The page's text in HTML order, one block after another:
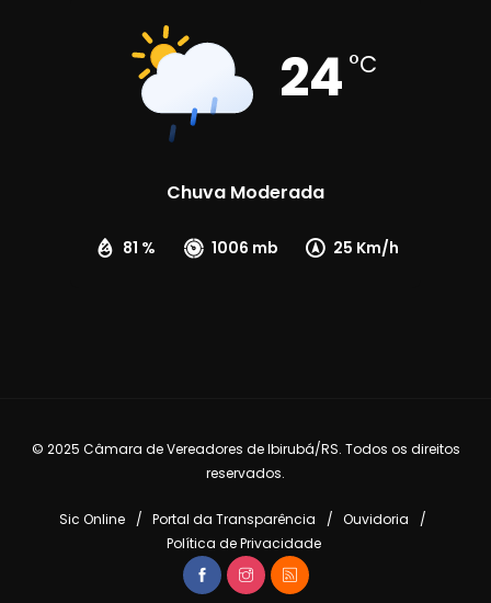
24 °C
Chuva Moderada
81 % 1006 mb 25 Km/h
© 2025 Câmara de Vereadores de Ibirubá/RS. Todos os direitos
reservados.
Sic Online Portal da Transparência
Ouvidoria
Política de Privacidade